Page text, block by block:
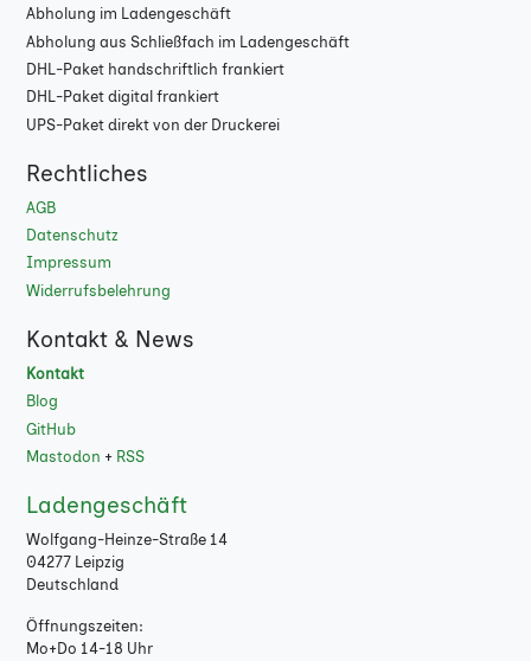
Abholung im Ladengeschäft
Abholung aus Schließfach im Ladengeschäft
DHL-Paket handschriftlich frankiert
DHL-Paket digital frankiert
UPS-Paket direkt von der Druckerei
Rechtliches
AGB
Datenschutz
Impressum
Widerrufsbelehrung
Kontakt & News
Kontakt
Blog
GitHub
Mastodon + RSS
Ladengeschäft
Wolfgang-Heinze-Straße 14
04277 Leipzig
Deutschland
Öffnungszeiten:
Mo+Do 14-18 Uhr